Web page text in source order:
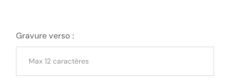
Gravure verso :